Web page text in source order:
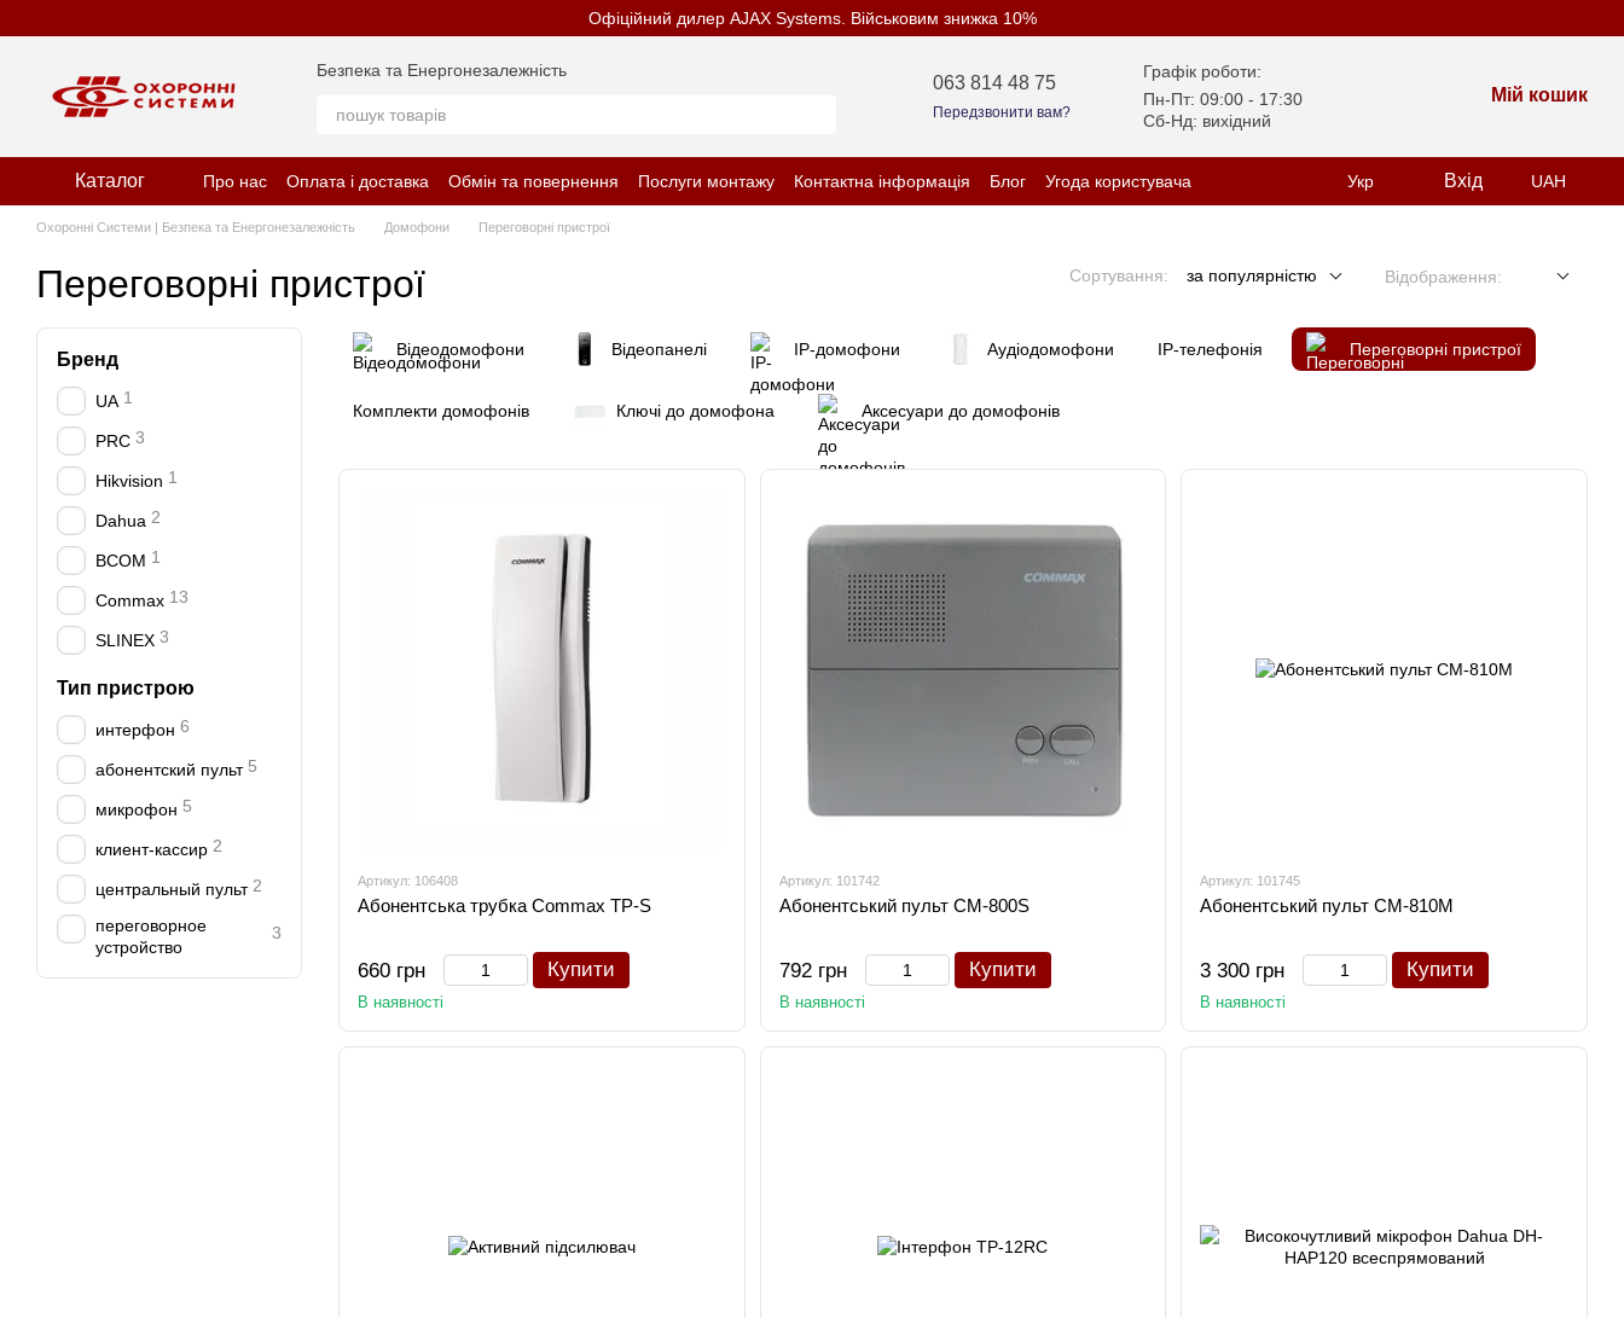
Офіційний дилер AJAX Systems. Військовим знижка 10%
Безпека та Енергонезалежність
063 814 48 75
Передзвонити вам?
Графік роботи:
Пн-Пт: 09:00 - 17:30
Сб-Нд: вихідний
Мій кошик
Каталог Про нас Оплата і доставка Обмін та повернення Послуги монтажу Контактна інформація Блог
Угода користувача
Відгуки про магазин
Політика конфіденційності
Укр Вхід UAH
Охоронні Системи | Безпека та Енергонезалежність Домофони Переговорні пристрої
Переговорні пристрої Сортування: за популярністю Відображення:
Відеодомофони Відеопанелі IP-домофони Аудіодомофони IP-телефонія Переговорні пристрої
Комплекти домофонів Ключі до домофона Аксесуари до домофонів
Артикул: 106408
Абонентська трубка Commax TP-S
660 грн Купити
В наявності
Артикул: 101742
Абонентський пульт CM-800S
792 грн Купити
В наявності
Артикул: 101745
Абонентський пульт CM-810M
3 300 грн Купити
В наявності
Бренд
UA 1
PRC 3
Hikvision 1
Dahua 2
BCOM 1
Commax 13
SLINEX 3
Тип пристрою
интерфон 6
абонентский пульт 5
микрофон 5
клиент-кассир 2
центральный пульт 2
переговорное
устройство
3